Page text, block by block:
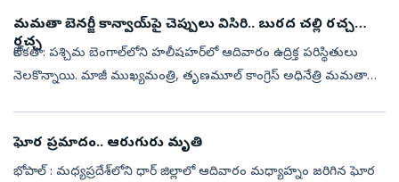
మమతా బెనర్జీ కాన్వాయ్‌పై చెప్పులు విసిరి.. బురద చల్లి రచ్చ
రచ్చ
కోల్‌కతా: పశ్చిమ బెంగాల్‌లోని హలీషహర్‌లో ఆదివారం ఉద్రిక్త పరిస్థితులు
నెలకొన్నాయి. మాజీ ముఖ్యమంత్రి, తృణమూల్ కాంగ్రెస్‌ అధినేత్రి మమతా
ఘోర ‍ప్రమాదం.. ఆరుగురు మృతి
భోపాల్ : మధ్యప్రదేశ్‌లోని ధార్ జిల్లాలో ఆదివారం మధ్యాహ్నం జరిగిన ఘోర